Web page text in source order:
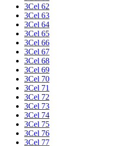
3Cel 62
3Cel 63
3Cel 64
3Cel 65
3Cel 66
3Cel 67
3Cel 68
3Cel 69
3Cel 70
3Cel 71
3Cel 72
3Cel 73
3Cel 74
3Cel 75
3Cel 76
3Cel 77